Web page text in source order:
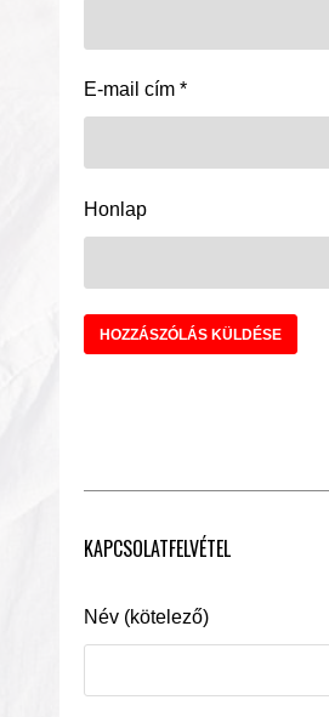
E-mail cím *
Honlap
KAPCSOLATFELVÉTEL
Név (kötelező)